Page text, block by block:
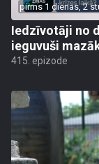
pirms 1 dienas, 2
Iedzīvotāji no
ieguvuši
415. epizode